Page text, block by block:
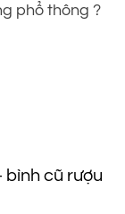
phổ thông ?
bình cũ rượu